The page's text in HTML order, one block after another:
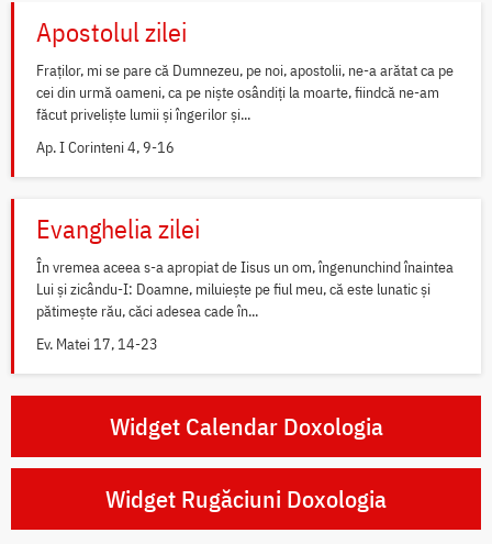
Apostolul zilei
Fraților, mi se pare că Dumnezeu, pe noi, apostolii, ne-a arătat ca pe
cei din urmă oameni, ca pe niște osândiți la moarte, fiindcă ne-am
făcut priveliște lumii și îngerilor și...
Ap. I Corinteni 4, 9-16
Evanghelia zilei
În vremea aceea s-a apropiat de Iisus un om, îngenunchind înaintea
Lui și zicându-I: Doamne, miluiește pe fiul meu, că este lunatic și
pătimește rău, căci adesea cade în...
Ev. Matei 17, 14-23
Widget Calendar Doxologia
Widget Rugăciuni Doxologia